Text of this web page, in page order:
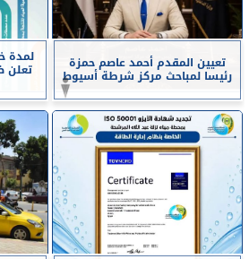
تعيين المقدم أحمد عاصم حمزة
رئيسا لمباحث مركز شرطة أسيوط
لمدة
تعلن